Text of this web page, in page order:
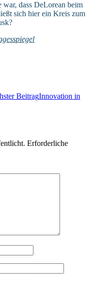
war, dass DeLorean beim
sich hier ein Kreis zum
BeitragInnovation in
Erforderliche